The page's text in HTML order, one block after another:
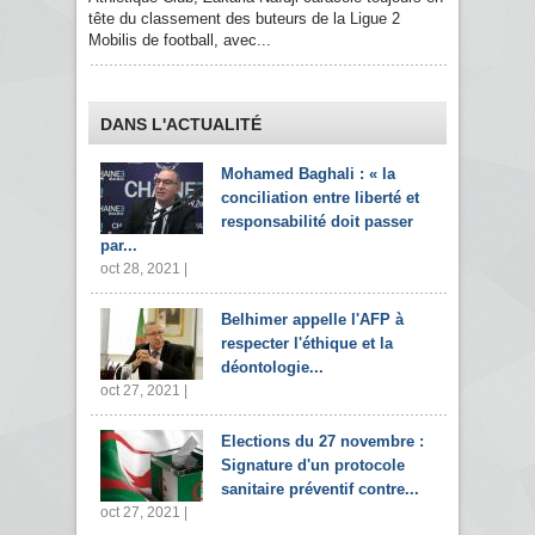
tête du classement des buteurs de la Ligue 2
Mobilis de football, avec...
DANS L'ACTUALITÉ
Mohamed Baghali : « la
conciliation entre liberté et
responsabilité doit passer
par...
oct 28, 2021 |
Belhimer appelle l'AFP à
respecter l'éthique et la
déontologie...
oct 27, 2021 |
Elections du 27 novembre :
Signature d'un protocole
sanitaire préventif contre...
oct 27, 2021 |